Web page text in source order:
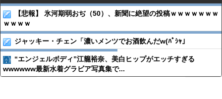
【悲報】 氷河期弱おぢ（50）、新聞に絶望の投稿ｗｗｗｗｗｗｗ
ｗｗｗｗ
ジャッキー・チェン「濃いメンツでお酒飲んだw(ﾊﾟｼｬ」
“エンジェルボディ”江籠裕奈、美白ヒップがエッチすぎる
wwwwww最新水着グラビア写真集で...